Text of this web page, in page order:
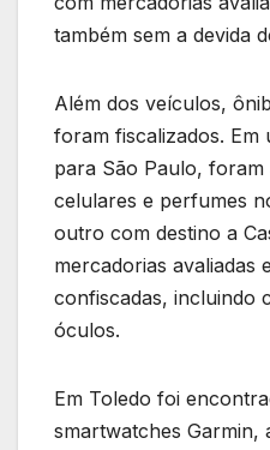
também sem a devida
Além dos veículos,
foram fiscalizados. Em
para São Paulo,
celulares e perfumes
outro com destino a
mercadorias avaliadas
confiscadas, incluindo
óculos.
Em Toledo foi
smartwatches Garmin,